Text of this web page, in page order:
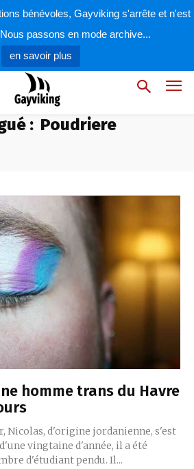
bénévoles, Gayviking s'arrête et n'est
passons en mode archive...
en savoir plus
: Poudriere
homme trans du Havre
Nicolas, d'origine jordanienne, s'est
vingtaine d'année, il a été
retrouvé dans sa chambre d'étudiant pendu. Il...